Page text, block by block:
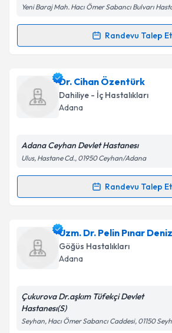
Kişisel verilerimin işlenmesine
Metni'ni okudum ve kişisel
Takvim Talebini
Yeni Baraj Mah. Hacı Ömer Sabancı Bulvarı
Randevu Talep Et
Randevu Takvimi Talebi
Op. Dr. Sönmez Serkan Sağay
talebi oluşturun. Size bu uzmandan
için bir takvim hazırlandığında e-
Kişisel verilerimin işlenmesine
kapsamda işlenmesini kabul
Dr. Cihan Özentürk
Dahiliye - İç Hastalıkları
Adana
Adana Ceyhan Devlet Hastanesı
Ulus, Hastane Cd., 01950 Ceyhan/Adana
Randevu Talep Et
Randevu Takvimi Talebi
Dr. Cihan Özentürk için randevu
oluşturun. Size bu uzmandan
takvim hazırlandığında e-posta ile
Uzm. Dr. Pelin Pınar Deniz
Göğüs Hastalıkları
Adana
Çukurova Dr.aşkım Tüfekçi Devlet
Hastanesı(S)
Seyhan, Hacı Ömer Sabancı Caddesi, 01150